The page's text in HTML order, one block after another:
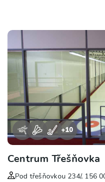
+10
Centrum Třešňovka
Pod třešňovkou 234/, 156